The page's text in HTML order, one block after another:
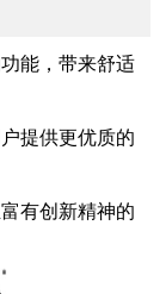
能，带来舒适
提供更优质的
有创新精神的